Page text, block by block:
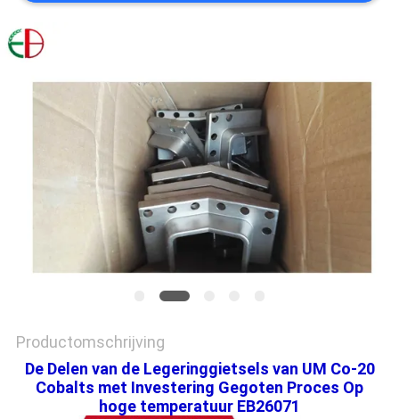
PRIVACYBELEID
Productomschrijving
De Delen van de Legeringgietsels van UM Co-20
Cobalts met Investering Gegoten Proces Op
hoge temperatuur EB26071